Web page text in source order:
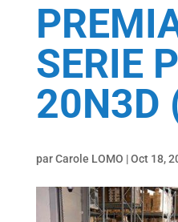
SERIE
20N3D
parCarole LOMO |Oct 18,